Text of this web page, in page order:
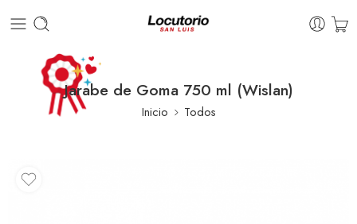
Jarabe de Goma 750 ml (Wislan)
Inicio Todos